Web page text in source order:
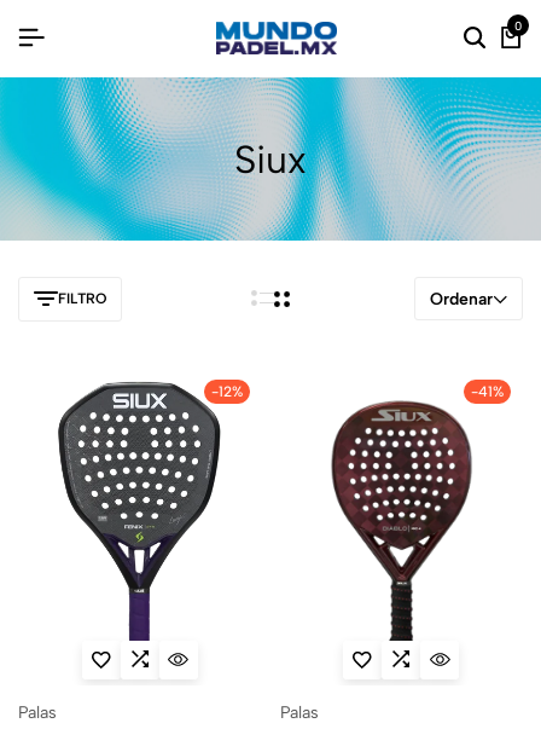
0
Siux
FILTRO Ordenar
-12%
Palas
-41%
Palas